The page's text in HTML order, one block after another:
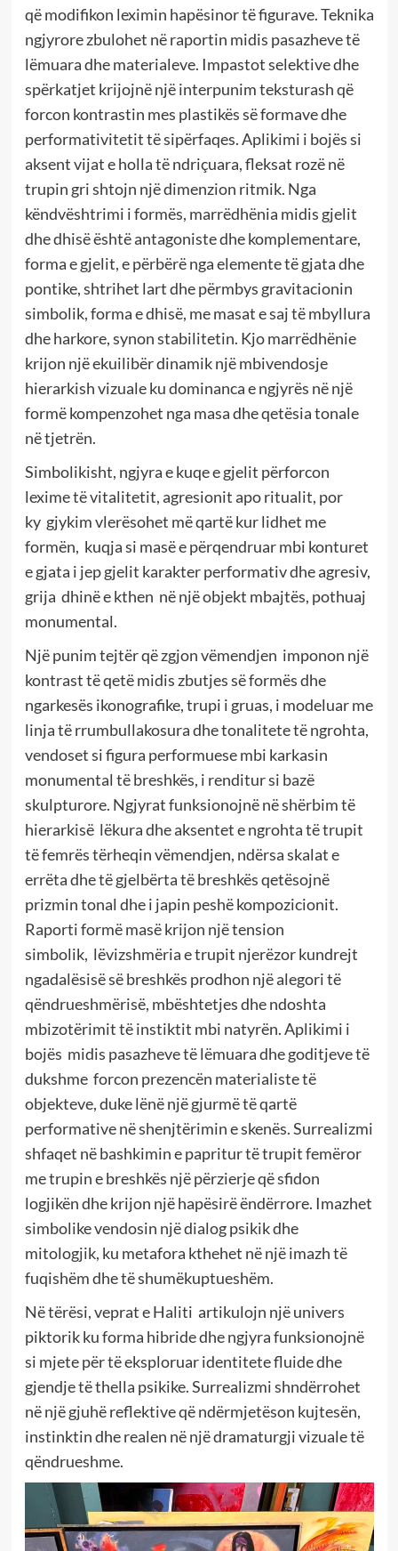
që modifikon leximin hapësinor të figurave. Teknika
ngjyrore zbulohet në raportin midis pasazheve të
lëmuara dhe materialeve. Impastot selektive dhe
spërkatjet krijojnë një interpunim teksturash që
forcon kontrastin mes plastikës së formave dhe
performativitetit të sipërfaqes. Aplikimi i bojës si
aksent vijat e holla të ndriçuara, fleksat rozë në
trupin gri shtojn një dimenzion ritmik. Nga
këndvështrimi i formës, marrëdhënia midis gjelit
dhe dhisë është antagoniste dhe komplementare,
forma e gjelit, e përbërë nga elemente të gjata dhe
pontike, shtrihet lart dhe përmbys gravitacionin
simbolik, forma e dhisë, me masat e saj të mbyllura
dhe harkore, synon stabilitetin. Kjo marrëdhënie
krijon një ekuilibër dinamik një mbivendosje
hierarkish vizuale ku dominanca e ngjyrës në një
formë kompenzohet nga masa dhe qetësia tonale
në tjetrën.
Simbolikisht, ngjyra e kuqe e gjelit përforcon
lexime të vitalitetit, agresionit apo ritualit, por
ky gjykim vlerësohet më qartë kur lidhet me
formën, kuqja si masë e përqendruar mbi konturet
e gjata i jep gjelit karakter performativ dhe agresiv,
grija dhinë e kthen në një objekt mbajtës, pothuaj
monumental.
Një punim tejtër që zgjon vëmendjen imponon një
kontrast të qetë midis zbutjes së formës dhe
ngarkesës ikonografike, trupi i gruas, i modeluar me
linja të rrumbullakosura dhe tonalitete të ngrohta,
vendoset si figura performuese mbi karkasin
monumental të breshkës, i renditur si bazë
skulpturore. Ngjyrat funksionojnë në shërbim të
hierarkisë lëkura dhe aksentet e ngrohta të trupit
të femrës tërheqin vëmendjen, ndërsa skalat e
errëta dhe të gjelbërta të breshkës qetësojnë
prizmin tonal dhe i japin peshë kompozicionit.
Raporti formë masë krijon një tension
simbolik, lëvizshmëria e trupit njerëzor kundrejt
ngadalësisë së breshkës prodhon një alegori të
qëndrueshmërisë, mbështetjes dhe ndoshta
mbizotërimit të instiktit mbi natyrën. Aplikimi i
bojës midis pasazheve të lëmuara dhe goditjeve të
dukshme forcon prezencën materialiste të
objekteve, duke lënë një gjurmë të qartë
performative në shenjtërimin e skenës. Surrealizmi
shfaqet në bashkimin e papritur të trupit femëror
me trupin e breshkës një përzierje që sfidon
logjikën dhe krijon një hapësirë ëndërrore. Imazhet
simbolike vendosin një dialog psikik dhe
mitologjik, ku metafora kthehet në një imazh të
fuqishëm dhe të shumëkuptueshëm.
Në tërësi, veprat e Haliti artikulojn një univers
piktorik ku forma hibride dhe ngjyra funksionojnë
si mjete për të eksploruar identitete fluide dhe
gjendje të thella psikike. Surrealizmi shndërrohet
në një gjuhë reflektive që ndërmjetëson kujtesën,
instinktin dhe realen në një dramaturgji vizuale të
qëndrueshme.